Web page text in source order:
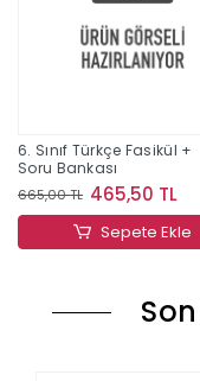
6. Sınıf Türkçe Fasikül +
Soru Bankası
665,00 TL 465,50 TL
Sepete Ekle